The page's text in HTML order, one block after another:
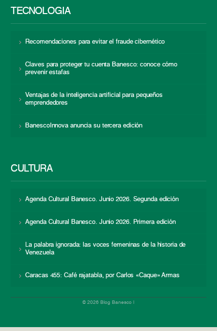
TECNOLOGÍA
Recomendaciones para evitar el fraude cibernético
Claves para proteger tu cuenta Banesco: conoce cómo
prevenir estafas
Ventajas de la inteligencia artificial para pequeños
emprendedores
BanescoInnova anuncia su tercera edición
CULTURA
Agenda Cultural Banesco. Junio 2026. Segunda edición
Agenda Cultural Banesco. Junio 2026. Primera edición
La palabra ignorada: las voces femeninas de la historia de
Venezuela
Caracas 455: Café rajatabla, por Carlos «Caque» Armas
© 2026 Blog Banesco |